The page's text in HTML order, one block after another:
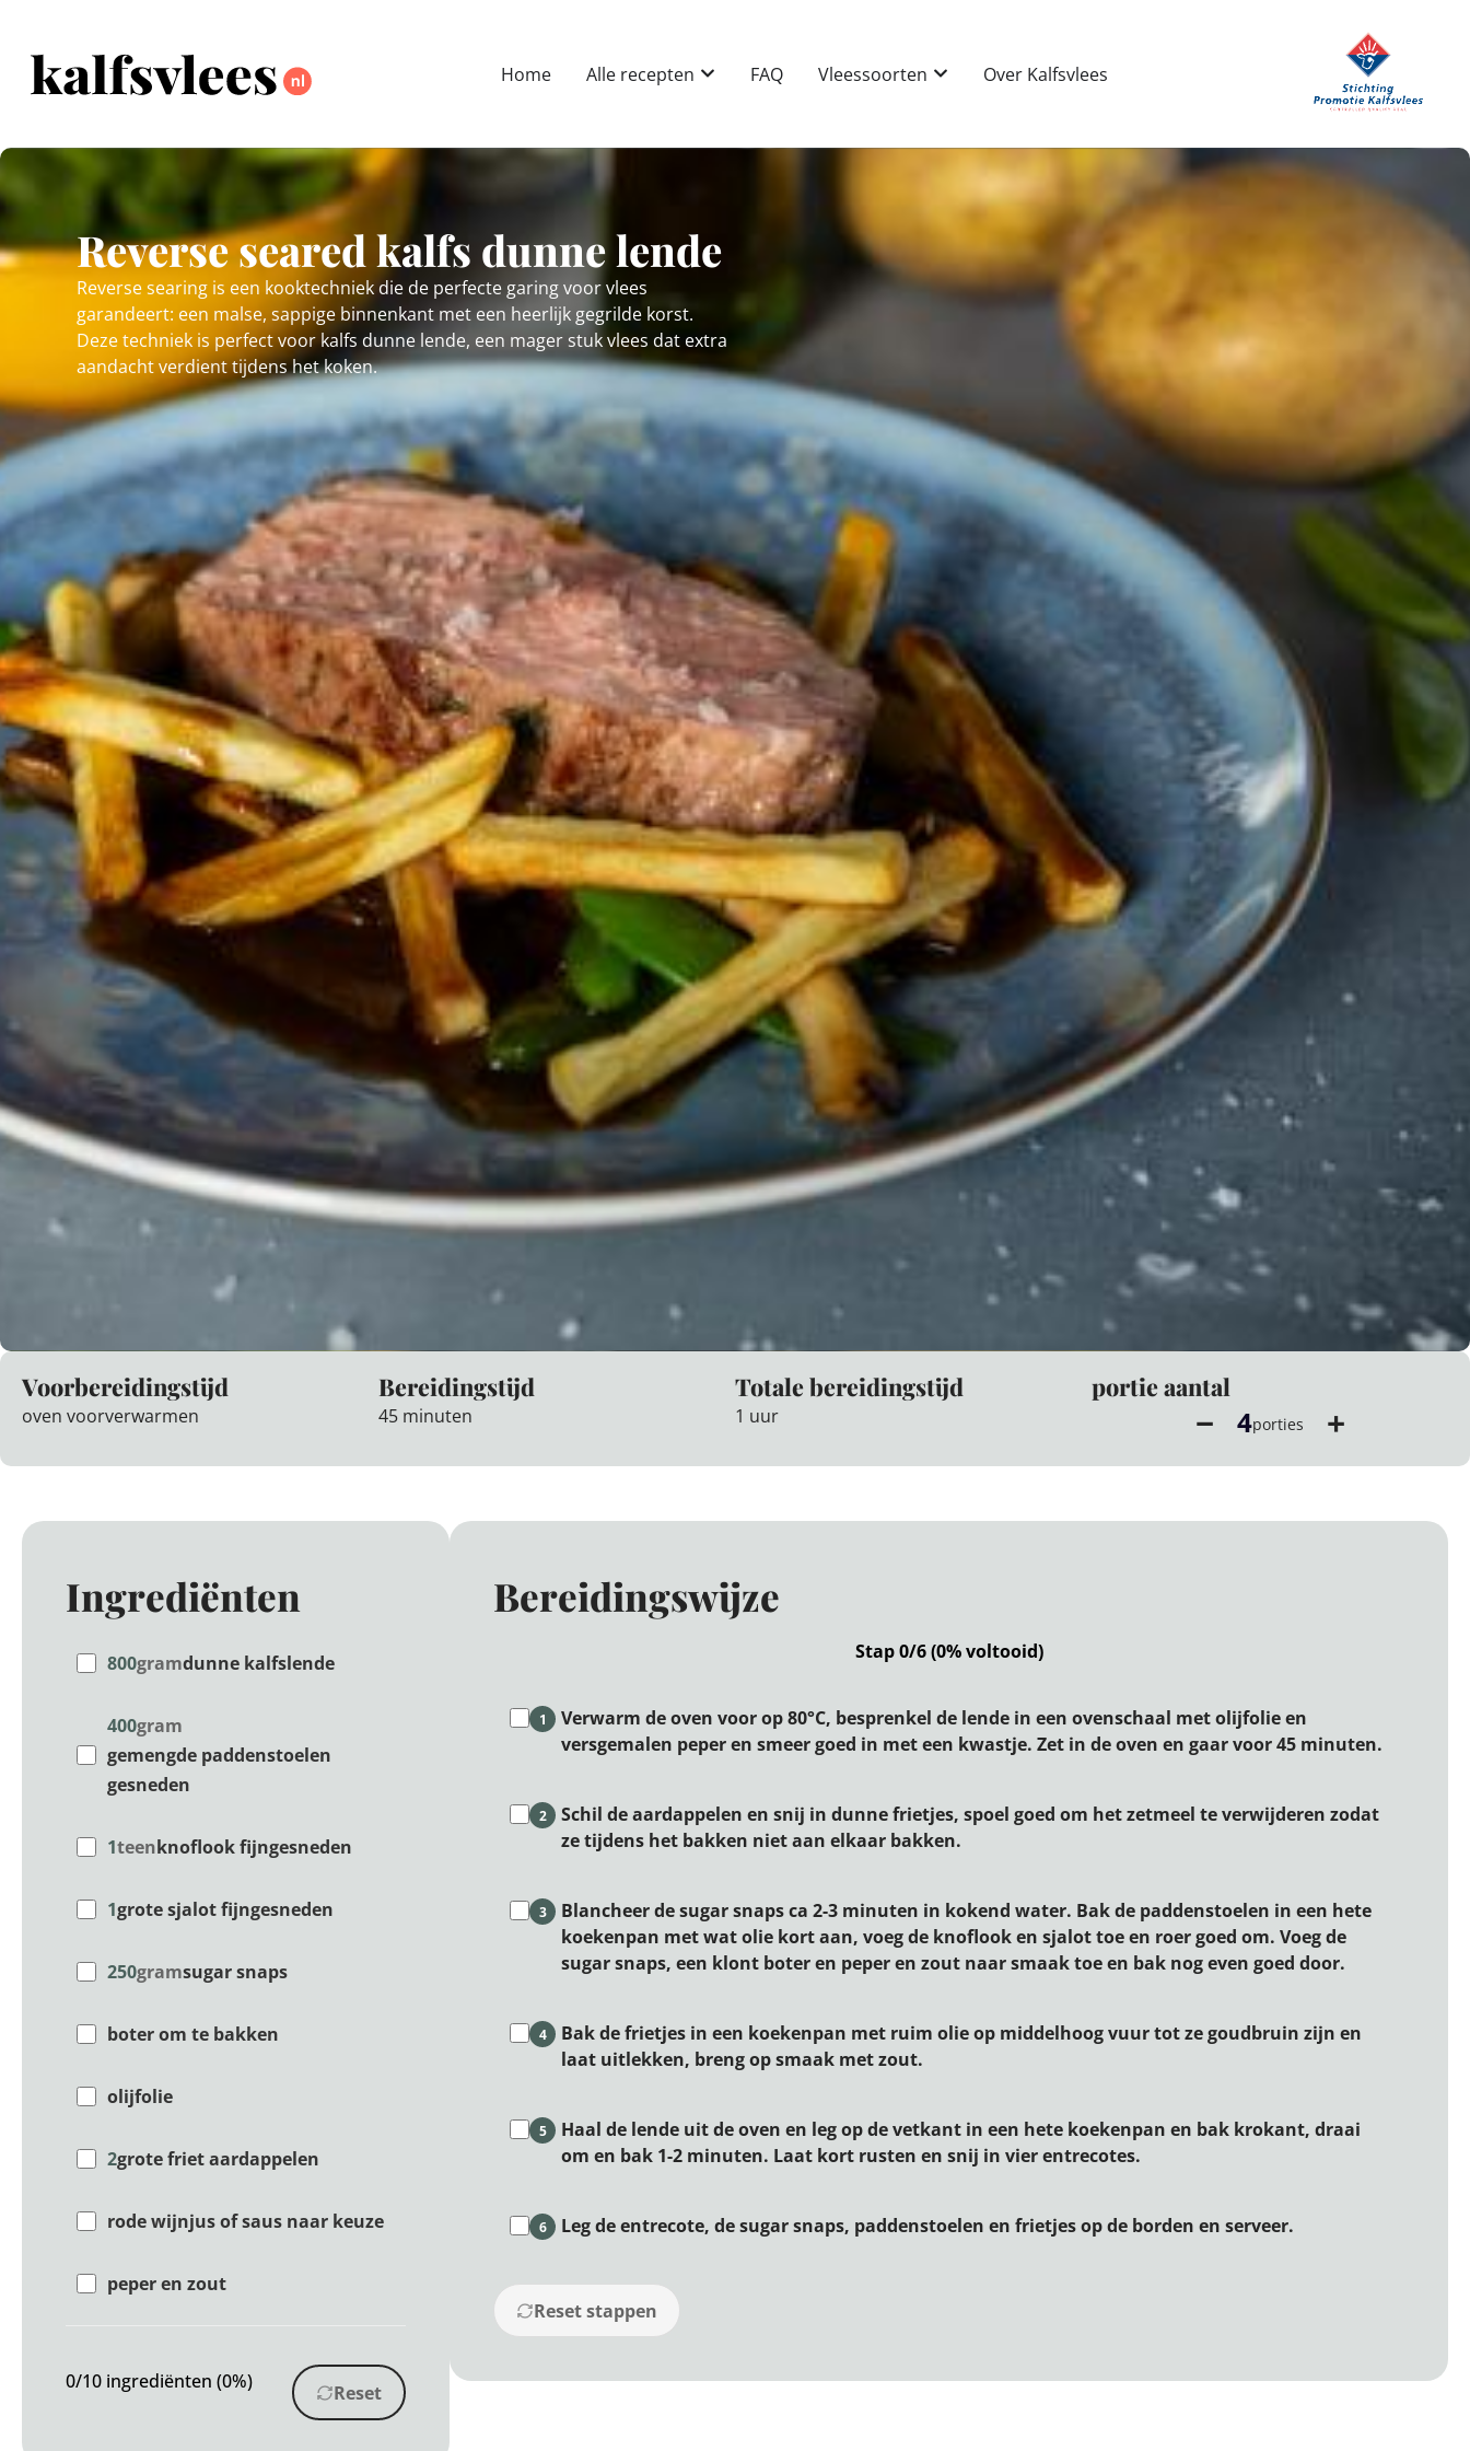
Home Alle recepten FAQ Vleessoorten Over Kalfsvlees
Reverse seared kalfs dunne lende
Reverse searing is een kooktechniek die de perfecte garing voor vlees
garandeert: een malse, sappige binnenkant met een heerlijk gegrilde korst.
Deze techniek is perfect voor kalfs dunne lende, een mager stuk vlees dat extra
aandacht verdient tijdens het koken.
Voorbereidingstijd
oven voorverwarmen
Bereidingstijd
45 minuten
Totale bereidingstijd
1 uur
portie aantal
− 4porties +
Ingrediënten
800gramdunne kalfslende
400gram
gemengde paddenstoelen
gesneden
1teenknoflook fijngesneden
1grote sjalot fijngesneden
250gramsugar snaps
boter om te bakken
olijfolie
2grote friet aardappelen
rode wijnjus of saus naar keuze
peper en zout
0/10 ingrediënten (0%) Reset
Bereidingswijze
Stap 0/6 (0% voltooid)
1
Verwarm de oven voor op 80°C, besprenkel de lende in een ovenschaal met olijfolie en
versgemalen peper en smeer goed in met een kwastje. Zet in de oven en gaar voor 45 minuten.
2
Schil de aardappelen en snij in dunne frietjes, spoel goed om het zetmeel te verwijderen zodat
ze tijdens het bakken niet aan elkaar bakken.
3
Blancheer de sugar snaps ca 2-3 minuten in kokend water. Bak de paddenstoelen in een hete
koekenpan met wat olie kort aan, voeg de knoflook en sjalot toe en roer goed om. Voeg de
sugar snaps, een klont boter en peper en zout naar smaak toe en bak nog even goed door.
4
Bak de frietjes in een koekenpan met ruim olie op middelhoog vuur tot ze goudbruin zijn en
laat uitlekken, breng op smaak met zout.
5
Haal de lende uit de oven en leg op de vetkant in een hete koekenpan en bak krokant, draai
om en bak 1-2 minuten. Laat kort rusten en snij in vier entrecotes.
6 Leg de entrecote, de sugar snaps, paddenstoelen en frietjes op de borden en serveer.
Reset stappen